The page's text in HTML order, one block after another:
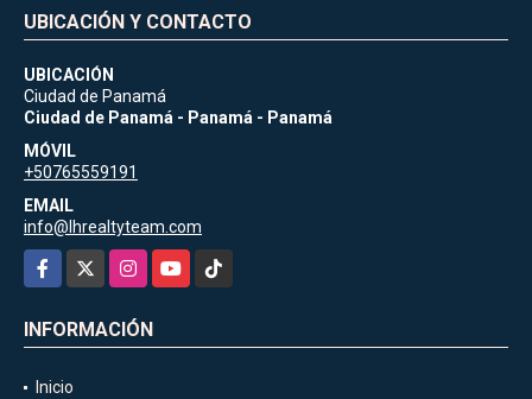
UBICACIÓN Y CONTACTO
UBICACIÓN
Ciudad de Panamá
Ciudad de Panamá - Panamá - Panamá
MÓVIL
+50765559191
EMAIL
info@lhrealtyteam.com
Facebook
InstagramYouTubeTikTok
INFORMACIÓN
Inicio